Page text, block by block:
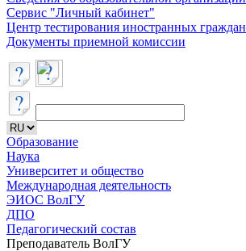
Сервис "Личный кабинет"
Центр тестирования иностранных граждан
Документы приемной комиссии
Образование
Наука
Университет и общество
Международная деятельность
ЭИОС ВолГУ
ДПО
Педагогический состав
Преподаватель ВолГУ